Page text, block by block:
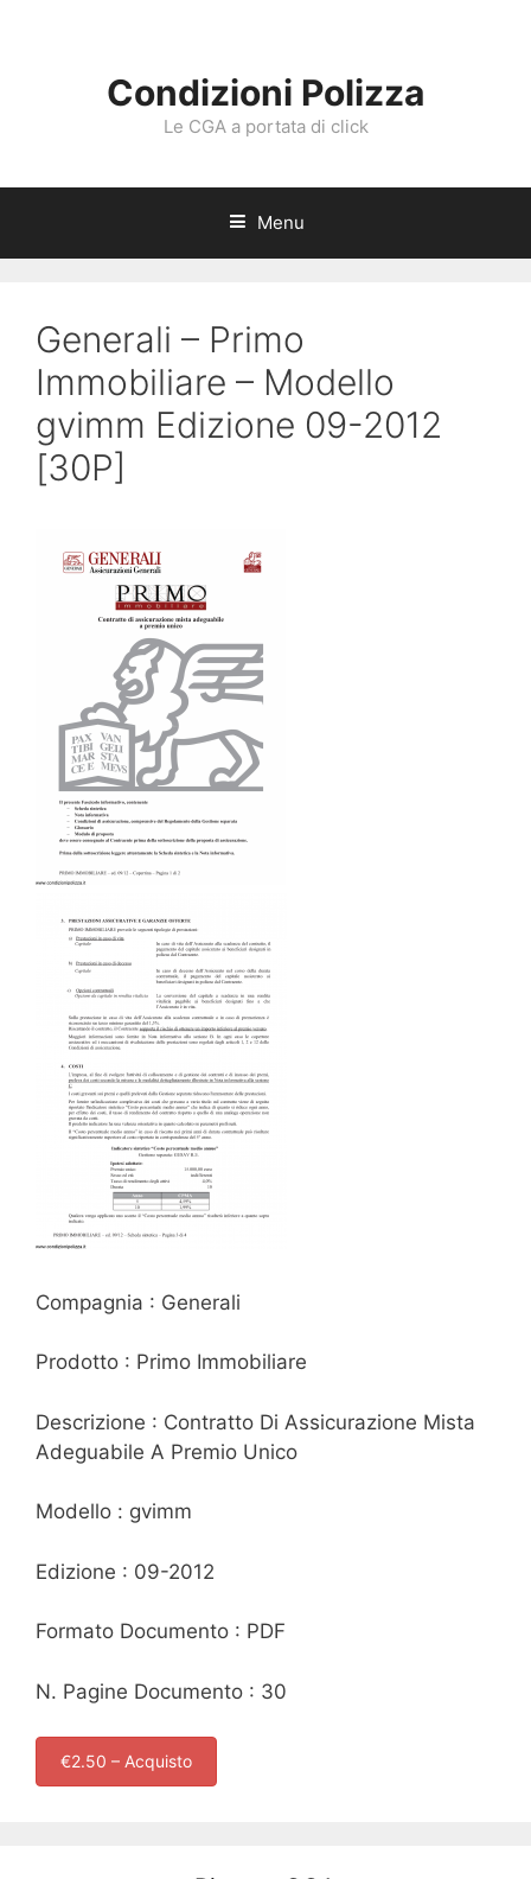
Condizioni Polizza
Le CGA a portata di click
Menu
Generali – Primo
Immobiliare – Modello
gvimm Edizione 09-2012
[30P]
Compagnia : Generali
Prodotto : Primo Immobiliare
Descrizione : Contratto Di Assicurazione Mista
Adeguabile A Premio Unico
Modello : gvimm
Edizione : 09-2012
Formato Documento : PDF
N. Pagine Documento : 30
€2.50 – Acquisto